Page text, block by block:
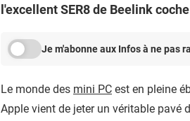
l'excellent SER8 de Beelink
Je m'abonne aux Infos à ne pas
Le monde des mini PC est en pleine
Apple vient de jeter un véritable pavé